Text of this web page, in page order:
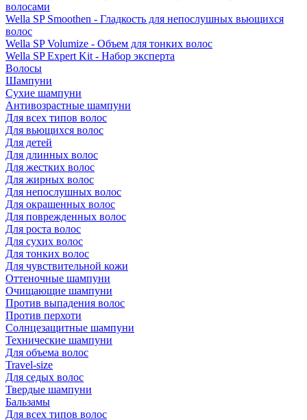
волосами
Wella SP Smoothen - Гладкость для непослушных вьющихся
волос
Wella SP Volumize - Объем для тонких волос
Wella SP Expert Kit - Набор эксперта
Волосы
Шампуни
Сухие шампуни
Антивозрастные шампуни
Для всех типов волос
Для вьющихся волос
Для детей
Для длинных волос
Для жестких волос
Для жирных волос
Для непослушных волос
Для окрашенных волос
Для поврежденных волос
Для роста волос
Для сухих волос
Для тонких волос
Для чувствительной кожи
Оттеночные шампуни
Очищающие шампуни
Против выпадения волос
Против перхоти
Солнцезащитные шампуни
Технические шампуни
Для объема волос
Travel-size
Для седых волос
Твердые шампуни
Бальзамы
Для всех типов волос